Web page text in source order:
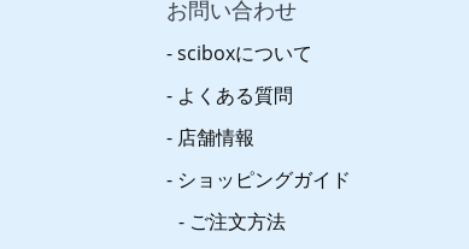
お問い合わせ
sciboxについて
よくある質問
店舗情報
ショッピングガイド
ご注文方法